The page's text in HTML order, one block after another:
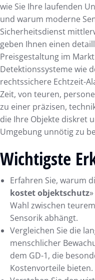
wie Sie Ihre laufenden
und warum moderne
Sicherheitsdienst
geben Ihnen einen
Preisgestaltung im
Detektionssysteme wie
rechtssichere Echtzeit-
Zeit, von teuren,
zu einer präzisen,
die Ihre Objekte diskret
Umgebung unnötig zu
Wichtigste
Erfahren Sie, warum
kostet objektschutz
Wahl zwischen
Sensorik abhängt.
Vergleichen Sie die
menschlicher
dem GD-1, die
Kostenvorteile bieten.